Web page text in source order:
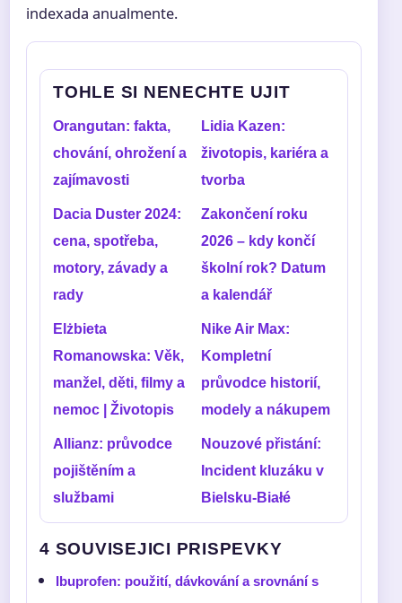
indexada anualmente.
TOHLE SI NENECHTE UJIT
Orangutan: fakta,
chování, ohrožení a
zajímavosti
Lidia Kazen:
životopis, kariéra a
tvorba
Dacia Duster 2024:
cena, spotřeba,
motory, závady a
rady
Zakončení roku
2026 – kdy končí
školní rok? Datum
a kalendář
Elżbieta
Romanowska: Věk,
manžel, děti, filmy a
nemoc | Životopis
Nike Air Max:
Kompletní
průvodce historií,
modely a nákupem
Allianz: průvodce
pojištěním a
službami
Nouzové přistání:
Incident kluzáku v
Bielsku-Białé
4 SOUVISEJICI PRISPEVKY
Ibuprofen: použití, dávkování a srovnání s